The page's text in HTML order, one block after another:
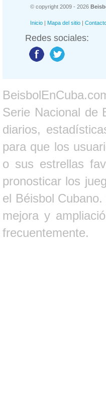
© copyright 2009 - 2026
Inicio | Mapa del sitio |
Redes sociales:
Serie Nacional de
diarios,
para que los
o sus estrellas
pronosticar los
el Béisbol
mejora y
frecuentemente.